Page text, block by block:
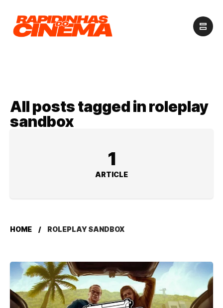
All posts tagged in roleplay
sandbox
1
ARTICLE
HOME ROLEPLAY SANDBOX